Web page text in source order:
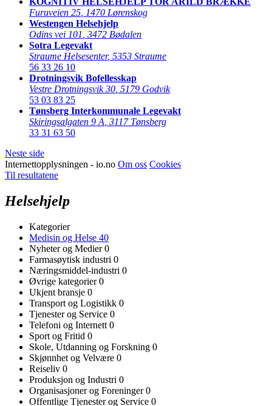
Furuveien 25 1470 Lørenskog
Westengen Helsehjelp
Odins vei 101 3472 Bødalen
Sotra Legevakt
Straume Helsesenter, 5353 Straume
56 33 26 10
Drotningsvik Bofellesskap
Vestre Drotningsvik 30 5179 Godvik
53 03 83 25
Tønsberg Interkommunale Legevakt
Skiringsalgaten 9 A 3117 Tønsberg
33 31 63 50
Neste side
Internettopplysningen - io.no Om oss Cookies
Til resultatene
Helsehjelp
Kategorier
Medisin og Helse 40
Nyheter og Medier0
Farmasøytisk industri 0
Næringsmiddel-industri 0
Øvrige kategorier0
Ukjent bransje 0
Transport og Logistikk 0
Tjenester og Service 0
Telefoni og Internett 0
Sport og Fritid 0
Skole, Utdanning og Forskning 0
Skjønnhet og Velvære 0
Reiseliv 0
Produksjon og Industri 0
Organisasjoner og Foreninger0
Offentlige Tjenester og Service 0